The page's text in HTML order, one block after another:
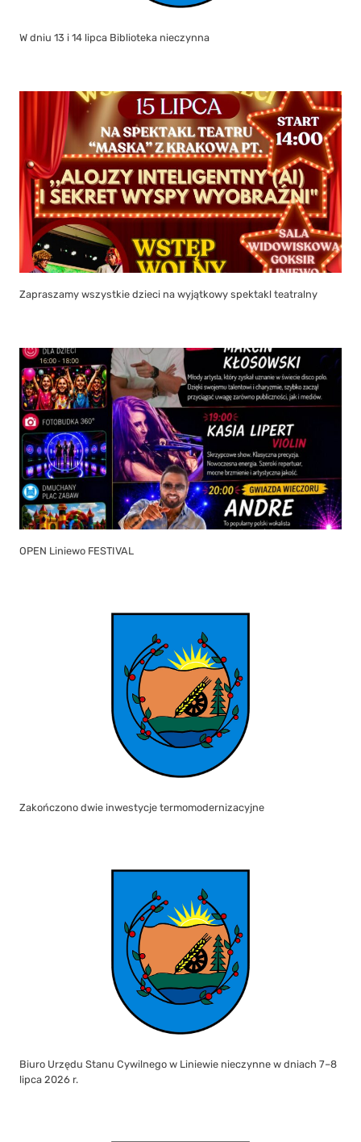
W dniu 13 i 14 lipca Biblioteka nieczynna
Zapraszamy wszystkie dzieci na wyjątkowy spektakl teatralny
OPEN Liniewo FESTIVAL
Zakończono dwie inwestycje termomodernizacyjne
Biuro Urzędu Stanu Cywilnego w Liniewie nieczynne w dniach 7–8
lipca 2026 r.